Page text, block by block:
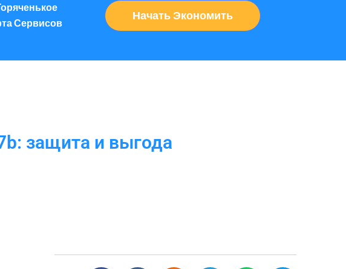
Сервисов
Начать Экономить
защита и выгода